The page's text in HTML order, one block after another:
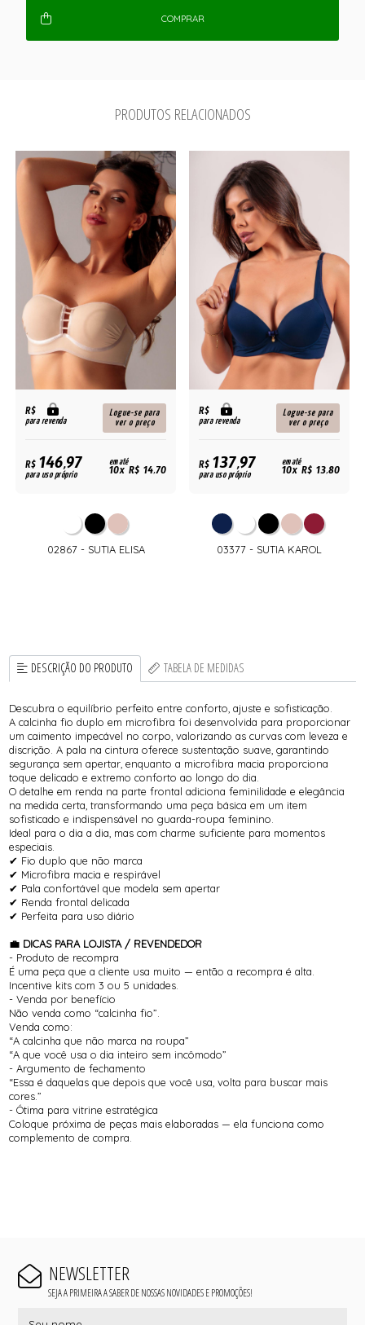
COMPRAR
PRODUTOS RELACIONADOS
R$
para revenda
Logue-se para
ver o preço
R$146,97
para uso próprio
em até
10x R$ 14,70
02867 - SUTIA ELISA
R$
para revenda
Logue-se para
ver o preço
R$137,97
para uso próprio
em até
10x R$ 13,80
03377 - SUTIA KAROL
DESCRIÇÃO DO PRODUTO TABELA DE MEDIDAS
Descubra o equilíbrio perfeito entre conforto, ajuste e sofisticação.
A calcinha fio duplo em microfibra foi desenvolvida para proporcionar
um caimento impecável no corpo, valorizando as curvas com leveza e
discrição. A pala na cintura oferece sustentação suave, garantindo
segurança sem apertar, enquanto a microfibra macia proporciona
toque delicado e extremo conforto ao longo do dia.
O detalhe em renda na parte frontal adiciona feminilidade e elegância
na medida certa, transformando uma peça básica em um item
sofisticado e indispensável no guarda-roupa feminino.
Ideal para o dia a dia, mas com charme suficiente para momentos
especiais.
✔ Fio duplo que não marca
✔ Microfibra macia e respirável
✔ Pala confortável que modela sem apertar
✔ Renda frontal delicada
✔ Perfeita para uso diário
💼 DICAS PARA LOJISTA / REVENDEDOR
- Produto de recompra
É uma peça que a cliente usa muito — então a recompra é alta.
Incentive kits com 3 ou 5 unidades.
- Venda por benefício
Não venda como “calcinha fio”.
Venda como:
“A calcinha que não marca na roupa”
“A que você usa o dia inteiro sem incômodo”
- Argumento de fechamento
“Essa é daquelas que depois que você usa, volta para buscar mais
cores.”
- Ótima para vitrine estratégica
Coloque próxima de peças mais elaboradas — ela funciona como
complemento de compra.
NEWSLETTER
SEJA A PRIMEIRA A SABER DE NOSSAS NOVIDADES E PROMOÇÕES!